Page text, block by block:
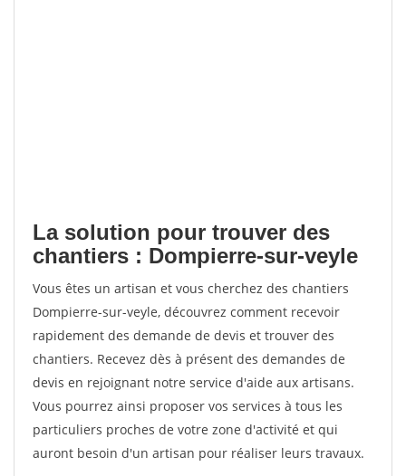
La solution pour trouver des
chantiers : Dompierre-sur-veyle
Vous êtes un artisan et vous cherchez des chantiers
Dompierre-sur-veyle, découvrez comment recevoir
rapidement des demande de devis et trouver des
chantiers. Recevez dès à présent des demandes de
devis en rejoignant notre service d'aide aux artisans.
Vous pourrez ainsi proposer vos services à tous les
particuliers proches de votre zone d'activité et qui
auront besoin d'un artisan pour réaliser leurs travaux.